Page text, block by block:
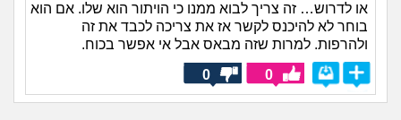
או לדרוש… זה צריך לבוא ממנו כי הויתור הוא שלו. אם הוא
בוחר לא להיכנס לקשר אז את צריכה לכבד את זה
ולהרפות. למרות שזה מבאס אבל אי אפשר בכוח.
0
0